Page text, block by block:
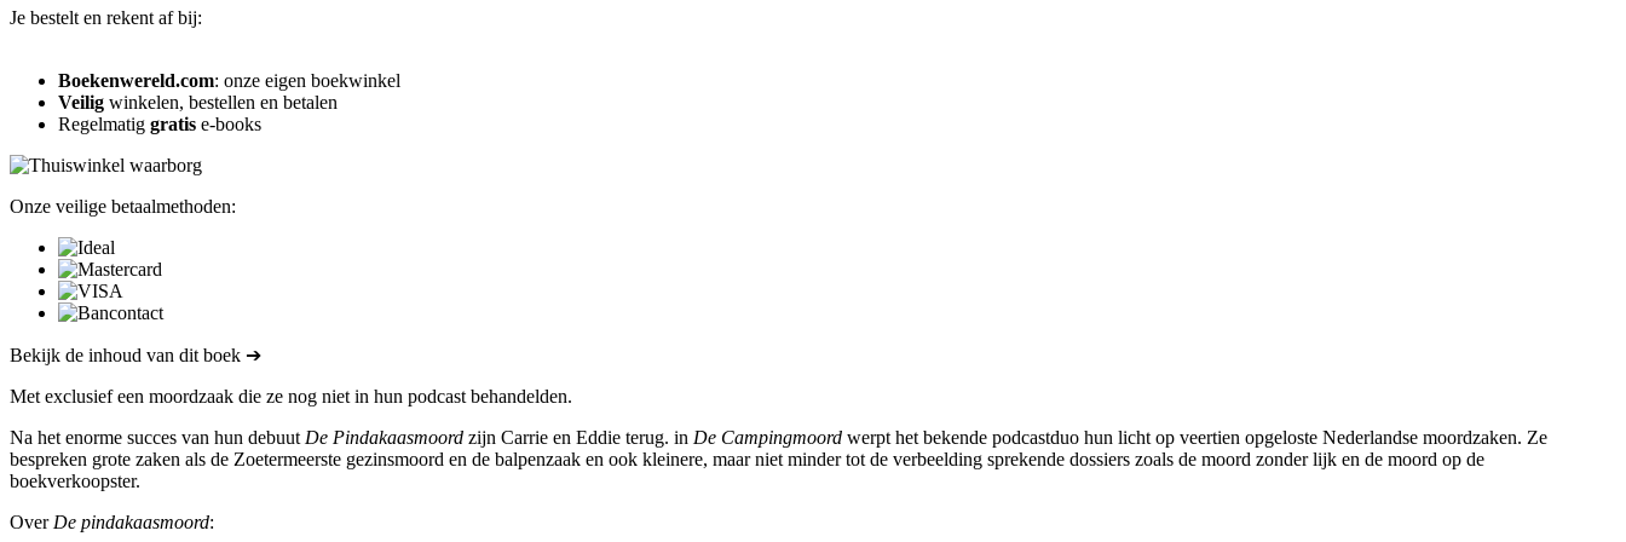
Je bestelt en rekent af bij:
Boekenwereld.com: onze eigen boekwinkel
Veilig winkelen, bestellen en betalen
Regelmatig gratis e-books
Onze veilige betaalmethoden:
Bekijk de inhoud van dit boek ➔
Met exclusief een moordzaak die ze nog niet in hun podcast behandelden.
Na het enorme succes van hun debuut De Pindakaasmoord zijn Carrie en Eddie terug. in De Campingmoord werpt het bekende podcastduo hun licht op veertien opgeloste Nederlandse moordzaken. Ze
bespreken grote zaken als de Zoetermeerste gezinsmoord en de balpenzaak en ook kleinere, maar niet minder tot de verbeelding sprekende dossiers zoals de moord zonder lijk en de moord op de
boekverkoopster.
Over De pindakaasmoord: